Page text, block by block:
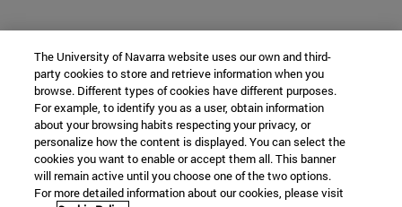
The University of Navarra website uses our own and third-
party cookies to store and retrieve information when you
browse. Different types of cookies have different purposes.
For example, to identify you as a user, obtain information
about your browsing habits respecting your privacy, or
personalize how the content is displayed. You can select the
cookies you want to enable or accept them all. This banner
will remain active until you choose one of the two options.
For more detailed information about our cookies, please visit